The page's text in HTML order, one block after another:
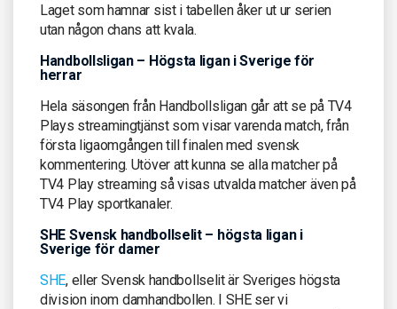
Laget som hamnar sist i tabellen åker ut ur serien
utan någon chans att kvala.
Handbollsligan – Högsta ligan i Sverige för
herrar
Hela säsongen från Handbollsligan går att se på TV4
Plays streamingtjänst som visar varenda match, från
första ligaomgången till finalen med svensk
kommentering. Utöver att kunna se alla matcher på
TV4 Play streaming så visas utvalda matcher även på
TV4 Play sportkanaler.
SHE Svensk handbollselit – högsta ligan i
Sverige för damer
SHE, eller Svensk handbollselit är Sveriges högsta
division inom damhandbollen. I SHE ser vi